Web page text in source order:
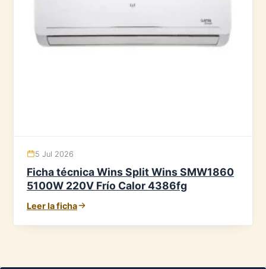
5 Jul 2026
Ficha técnica Wins Split Wins SMW1860
5100W 220V Frío Calor 4386fg
Leer la ficha